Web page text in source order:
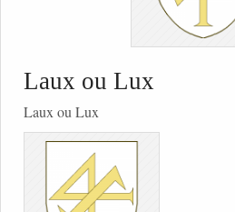
Laux ou Lux
Laux ou Lux